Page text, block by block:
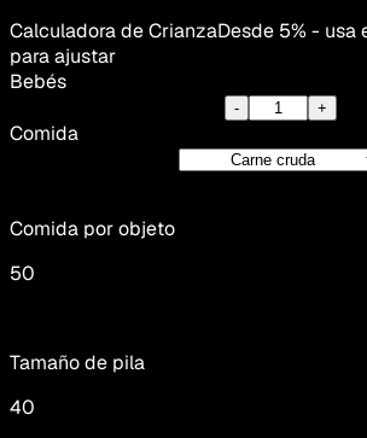
Calculadora de CrianzaDesde 5% - usa
para ajustar
Bebés
- +
Comida
Comida por objeto
50
Tamaño de pila
40